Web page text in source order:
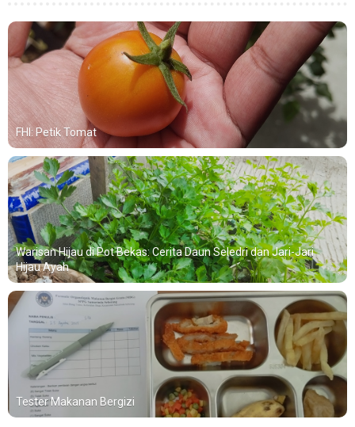
FHI: Petik Tomat
Warisan Hijau di Pot Bekas: Cerita Daun Seledri dan Jari-Jari
Hijau Ayah
Tester Makanan Bergizi